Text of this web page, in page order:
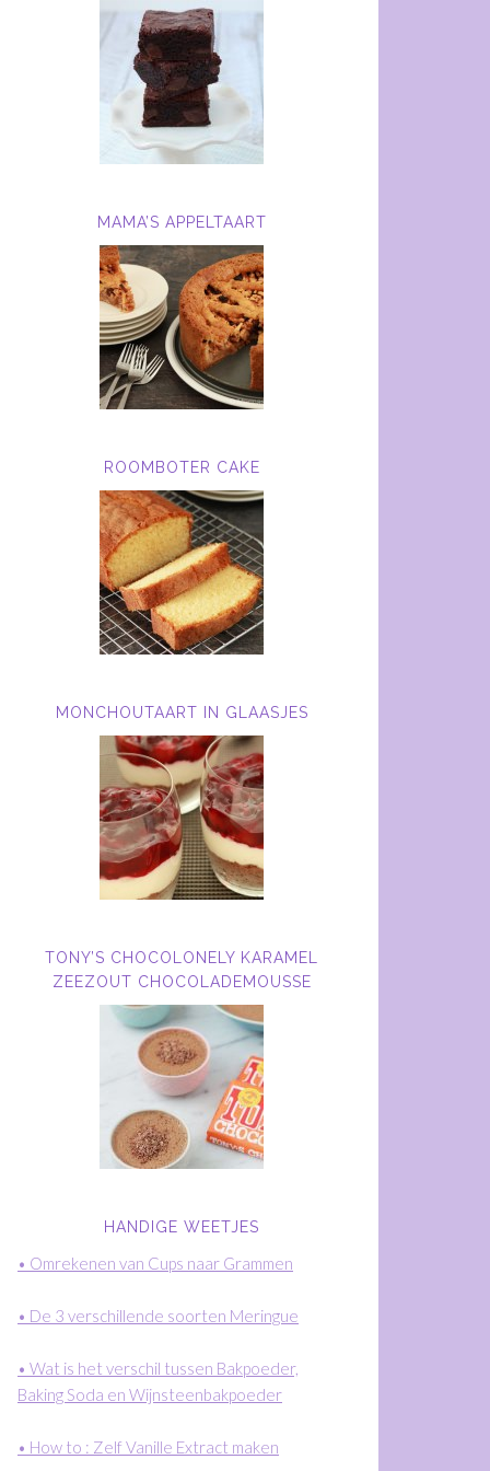
MAMA’S APPELTAART
ROOMBOTER CAKE
MONCHOUTAART IN GLAASJES
TONY’S CHOCOLONELY KARAMEL
ZEEZOUT CHOCOLADEMOUSSE
HANDIGE WEETJES
• Omrekenen van Cups naar Grammen
• De 3 verschillende soorten Meringue
• Wat is het verschil tussen Bakpoeder,
Baking Soda en Wijnsteenbakpoeder
• How to : Zelf Vanille Extract maken